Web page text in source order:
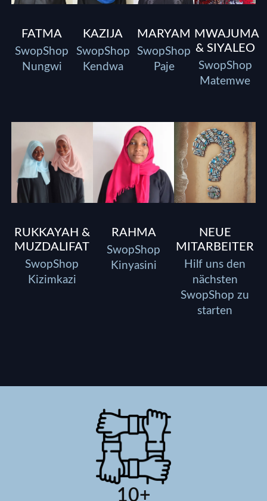
FATMA
SwopShop
Nungwi
KAZIJA
SwopShop
Kendwa
MARYAM
SwopShop
Paje
MWAJUMA
& SIYALEO
SwopShop
Matemwe
RUKKAYAH &
MUZDALIFAT
SwopShop
Kizimkazi
RAHMA
SwopShop
Kinyasini
NEUE
MITARBEITER
Hilf uns den
nächsten
SwopShop zu
starten
10+